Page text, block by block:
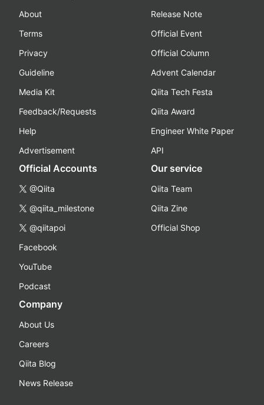
About
Terms
Privacy
Guideline
Media Kit
Feedback/Requests
Help
Advertisement
Release Note
Official Event
Official Column
Advent Calendar
Qiita Tech Festa
Qiita Award
Engineer White Paper
API
Official Accounts
@Qiita
@qiita_milestone
@qiitapoi
Facebook
YouTube
Podcast
Our service
Qiita Team
Qiita Zine
Official Shop
Company
About Us
Careers
Qiita Blog
News Release